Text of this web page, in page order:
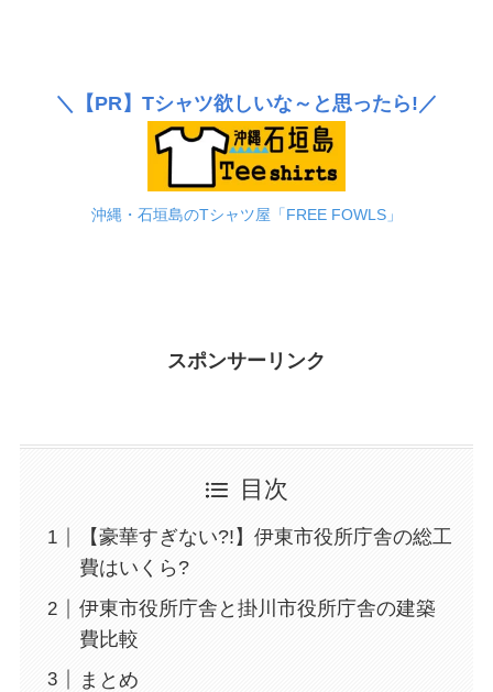
＼ 【PR】 Tシャツ欲しいな～と思ったら!／
沖縄・石垣島のTシャツ屋「FREE FOWLS」
スポンサーリンク
目次
【豪華すぎない?!】伊東市役所庁舎の総工
費はいくら?
伊東市役所庁舎と掛川市役所庁舎の建築
費比較
まとめ